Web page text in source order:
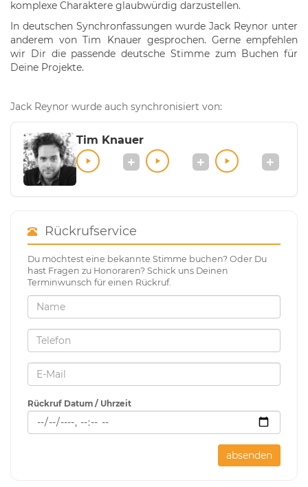
komplexe Charaktere glaubwürdig darzustellen.
In deutschen Synchronfassungen wurde Jack Reynor unter
anderem von Tim Knauer gesprochen. Gerne empfehlen
wir Dir die passende deutsche Stimme zum Buchen für
Deine Projekte.
Jack Reynor wurde auch synchronisiert von:
Tim Knauer
Rückrufservice
Du möchtest eine bekannte Stimme buchen? Oder Du
hast Fragen zu Honoraren? Schick uns Deinen
Terminwunsch für einen Rückruf.
Rückruf Datum / Uhrzeit
absenden